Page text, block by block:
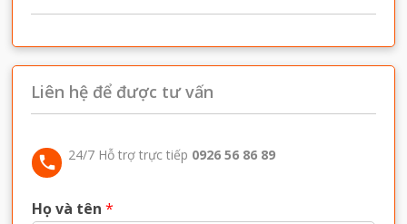
Liên hệ để được tư vấn
24/7 Hỗ trợ trực tiếp 0926 56 86 89
Họ và tên*